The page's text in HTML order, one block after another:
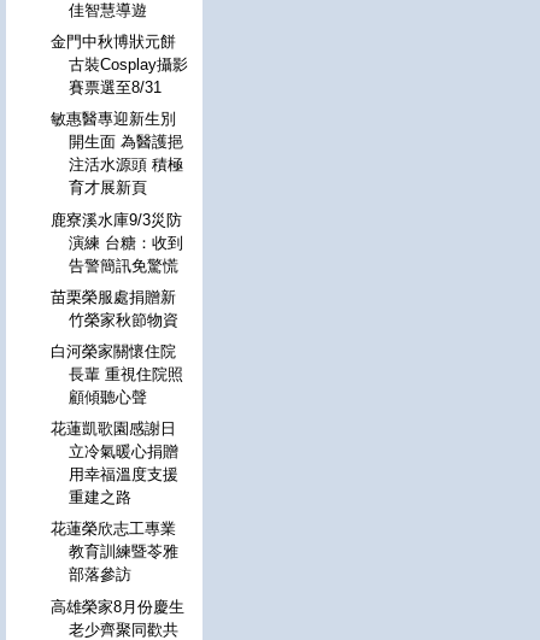
佳智慧導遊
金門中秋博狀元餅
古裝Cosplay攝影
賽票選至8/31
敏惠醫專迎新生別
開生面 為醫護挹
注活水源頭 積極
育才展新頁
鹿寮溪水庫9/3災防
演練 台糖：收到
告警簡訊免驚慌
苗栗榮服處捐贈新
竹榮家秋節物資
白河榮家關懷住院
長輩 重視住院照
顧傾聽心聲
花蓮凱歌園感謝日
立冷氣暖心捐贈
用幸福溫度支援
重建之路
花蓮榮欣志工專業
教育訓練暨苓雅
部落參訪
高雄榮家8月份慶生
老少齊聚同歡共